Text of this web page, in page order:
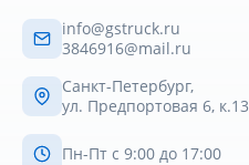
info@gstruck.ru
3846916@mail.ru
Санкт-Петербург,
ул. Предпортовая 6, к.13
Пн-Пт с 9:00 до 17:00